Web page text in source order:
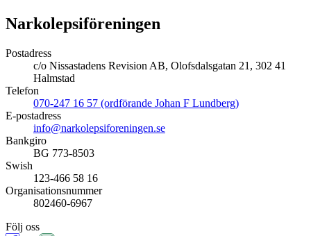
Narkolepsiföreningen
Postadress
c/o Nissastadens Revision AB, Olofsdalsgatan 21, 302 41
Halmstad
Telefon
070-247 16 57 (ordförande Johan F Lundberg)
E-postadress
info@narkolepsiforeningen.se
Bankgiro
BG 773-8503
Swish
123-466 58 16
Organisationsnummer
802460-6967
Följ oss